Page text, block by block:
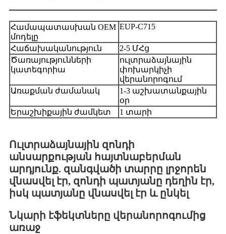
Համապատասխան OEM
մոդելը
EUP-C715
Հաճախականություն
2-5 ՄՀց
Ծառայությունների
կատեգորիա
ուլտրաձայնային
փոխարկիչի
վերանորոգում
Առաքման ժամանակ
1-3 աշխատանքային
օր
Երաշխիքային ժամկետ
1 տարի
Ուլտրաձայնային զոնդի
անսարքության հայտնաբերման
արդյունք. զանգվածի տարրը լրջորեն
վնասվել էր, զոնդի պատյանը դեղին էր,
իսկ պատյանը վնասվել էր և ընկել
Նկարի էֆեկտները վերանորոգումից
առաջ